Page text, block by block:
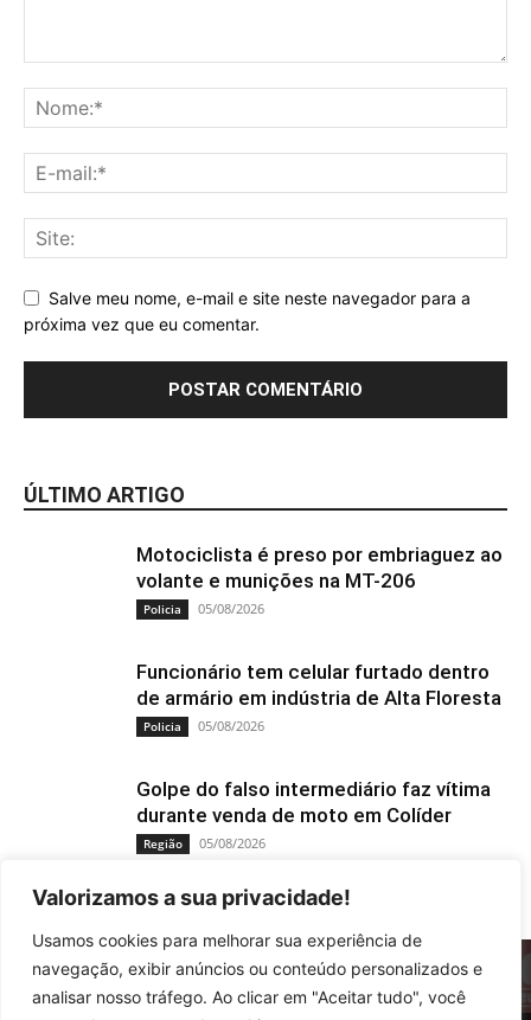
Valorizamos a sua privacidade!
Usamos cookies para melhorar sua experiência de
navegação, exibir anúncios ou conteúdo personalizados e
analisar nosso tráfego. Ao clicar em "Aceitar tudo", você
Salve meu nome, e-mail e site neste navegador para a
próxima vez que eu comentar.
ÚLTIMO ARTIGO
Motociclista é preso por embriaguez ao
volante e munições na MT-206
Policia 05/08/2026
Funcionário tem celular furtado dentro
de armário em indústria de Alta Floresta
Policia 05/08/2026
Golpe do falso intermediário faz vítima
durante venda de moto em Colíder
Região 05/08/2026